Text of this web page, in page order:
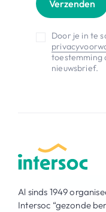
Verzenden
Door je in te
toestemming
nieuwsbrief.
Al sinds 1949
Intersoc “gezonde